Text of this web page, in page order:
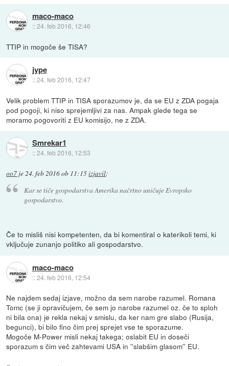
maco-maco
::24. feb 2016, 12:46
TTIP in mogoče še TISA?
jype
::24. feb 2016, 12:47
Velik problem TTIP in TISA sporazumov je, da se EU z ZDA pogaja
pod pogoji, ki niso sprejemljivi za nas. Ampak glede tega se
moramo pogovoriti z EU komisijo, ne z ZDA.
Smrekar1
::24. feb 2016, 12:53
oo7 je24. feb 2016 ob 11:15izjavil:
Kar se tiče gospodarstva Amerika načrtno uničuje Evropsko
gospodarstvo.
Če to misliš nisi kompetenten, da bi komentiral o katerikoli temi, ki
vključuje zunanjo politiko ali gospodarstvo.
maco-maco
::24. feb 2016, 12:54
Ne najdem sedaj izjave, možno da sem narobe razumel. Romana
Tomc (se ji opravičujem, če sem jo narobe razumel oz. če to sploh
ni bila ona) je rekla nekaj v smislu, da ker nam gre slabo (Rusija,
begunci), bi bilo fino čim prej sprejet vse te sporazume.
Mogoče M-Power misli nekaj takega; oslabit EU in doseči
sporazum s čim več zahtevami USA in ''slabšim glasom'' EU.